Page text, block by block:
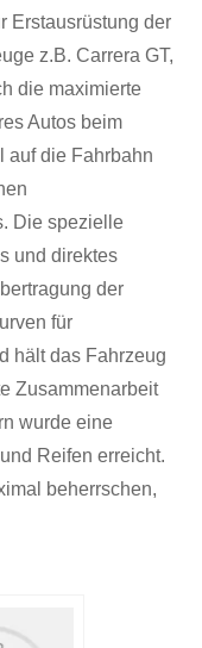
Erstausrüstung der
z.B. Carrera GT,
die maximierte
Autos beim
auf die Fahrbahn
Die spezielle
und direktes
der
für
hält das Fahrzeug
Zusammenarbeit
wurde eine
Reifen erreicht.
beherrschen,